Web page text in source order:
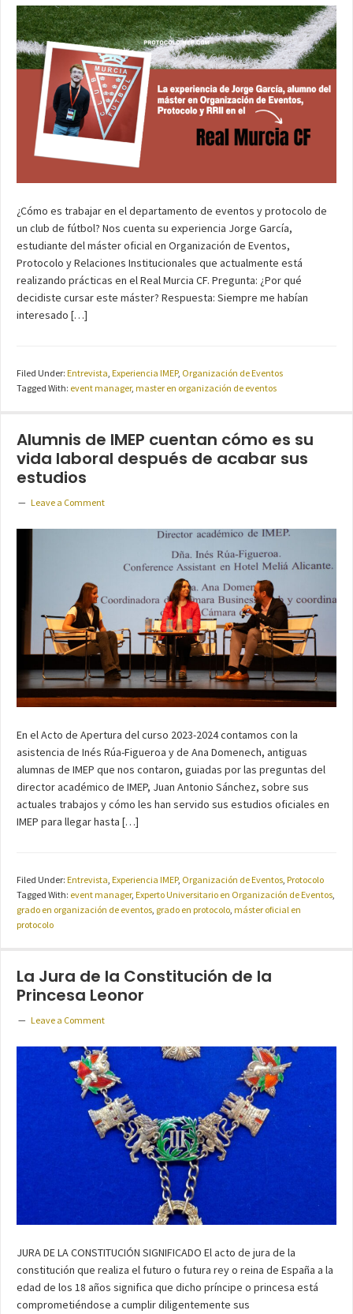
¿Cómo es trabajar en el departamento de eventos y protocolo de
un club de fútbol? Nos cuenta su experiencia Jorge García,
estudiante del máster oficial en Organización de Eventos,
Protocolo y Relaciones Institucionales que actualmente está
realizando prácticas en el Real Murcia CF. Pregunta: ¿Por qué
decidiste cursar este máster? Respuesta: Siempre me habían
interesado […]
Filed Under: Entrevista, Experiencia IMEP, Organización de Eventos
Tagged With: event manager, master en organización de eventos
Alumnis de IMEP cuentan cómo es su
vida laboral después de acabar sus
estudios
Leave a Comment
En el Acto de Apertura del curso 2023-2024 contamos con la
asistencia de Inés Rúa-Figueroa y de Ana Domenech, antiguas
alumnas de IMEP que nos contaron, guiadas por las preguntas del
director académico de IMEP, Juan Antonio Sánchez, sobre sus
actuales trabajos y cómo les han servido sus estudios oficiales en
IMEP para llegar hasta […]
Filed Under: Entrevista, Experiencia IMEP, Organización de Eventos, Protocolo
Tagged With: event manager, Experto Universitario en Organización de Eventos,
grado en organización de eventos, grado en protocolo, máster oficial en
protocolo
La Jura de la Constitución de la
Princesa Leonor
Leave a Comment
JURA DE LA CONSTITUCIÓN SIGNIFICADO El acto de jura de la
constitución que realiza el futuro o futura rey o reina de España a la
edad de los 18 años significa que dicho príncipe o princesa está
comprometiéndose a cumplir diligentemente sus